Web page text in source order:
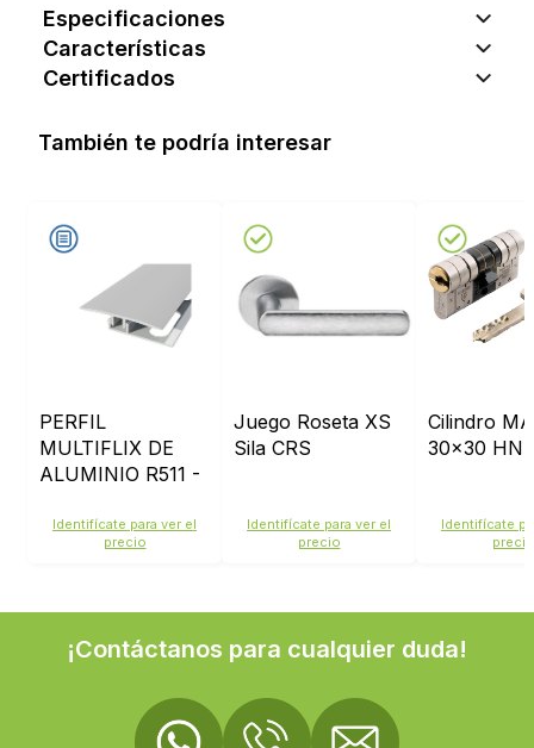
Especificaciones
Características
Certificados
También te podría interesar
PERFIL
MULTIFLIX DE
ALUMINIO R511 -
DILATACIÓN -
ACABADO:
Identifícate para ver el
precio
Juego Roseta XS
Sila CRS
Identifícate para ver el
precio
Cilindro
30x30 HN
Identifícate
precio
¡Contáctanos para cualquier duda!